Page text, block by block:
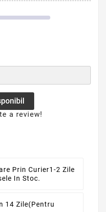
a review!
Prin Curier1-2 Zile
In Stoc.
14 Zile(pentru